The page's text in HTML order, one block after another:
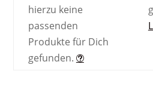
hierzu keine
passenden
Produkte für Dich
gefunden.